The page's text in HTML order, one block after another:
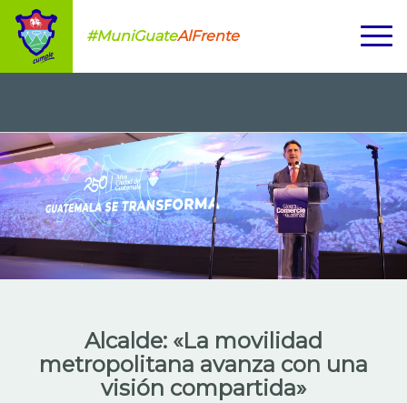
#MuniGuateAlFrente
Alcalde: «La movilidad
metropolitana avanza con una
visión compartida»